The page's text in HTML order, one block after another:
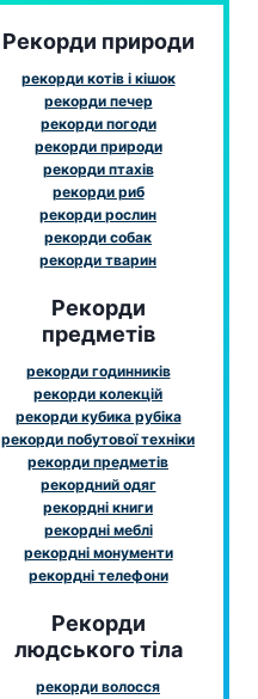
Рекорди природи
рекорди котів і кішок
рекорди печер
рекорди погоди
рекорди природи
рекорди птахів
рекорди риб
рекорди рослин
рекорди собак
рекорди тварин
Рекорди
предметів
рекорди годинників
рекорди колекцій
рекорди кубика рубіка
рекорди побутової техніки
рекорди предметів
рекордний одяг
рекордні книги
рекордні меблі
рекордні монументи
рекордні телефони
Рекорди
людського тіла
рекорди волосся